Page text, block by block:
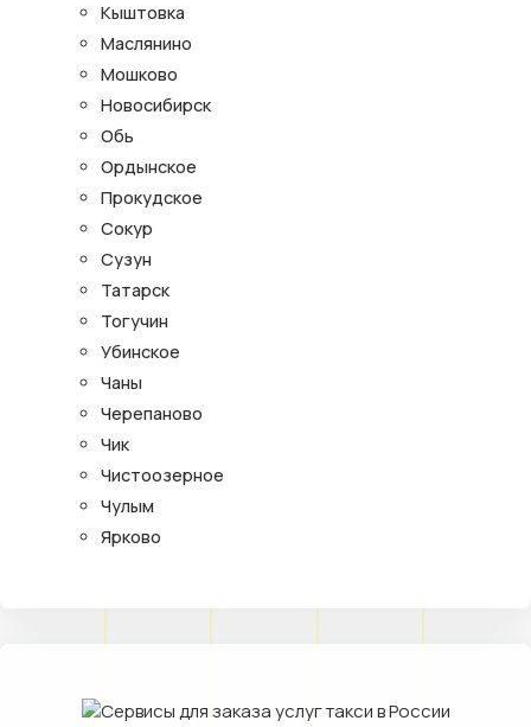
Кыштовка
Маслянино
Мошково
Новосибирск
Обь
Ордынское
Прокудское
Сокур
Сузун
Татарск
Тогучин
Убинское
Чаны
Черепаново
Чик
Чистоозерное
Чулым
Ярково